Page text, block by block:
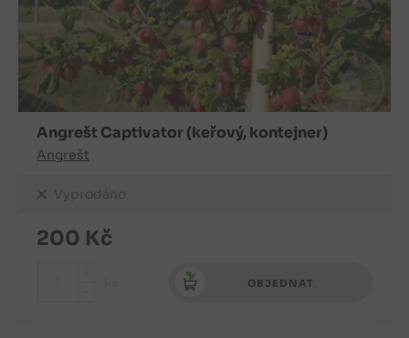
Angrešt Captivator (keřový, kontejner)
Angrešt
Vyprodáno
200 Kč
OBJEDNAT